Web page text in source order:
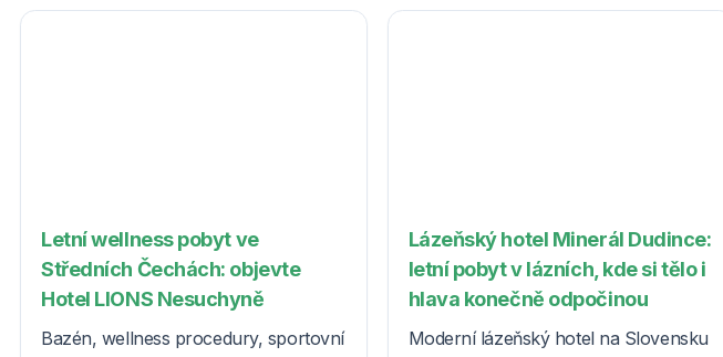
Letní wellness pobyt ve
Středních Čechách: objevte
Hotel LIONS Nesuchyně
Bazén, wellness procedury, sportovní
Lázeňský hotel Minerál Dudince:
letní pobyt v lázních, kde si tělo i
hlava konečně odpočinou
Moderní lázeňský hotel na Slovensku